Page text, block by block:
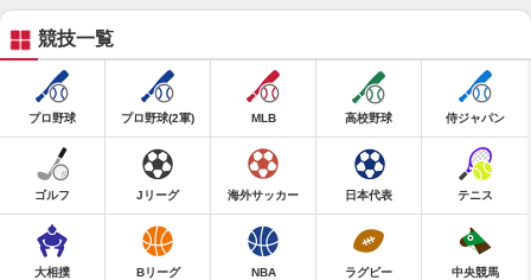
競技一覧
プロ野球 プロ野球(2軍) MLB 高校野球 侍ジャパン
ゴルフ Jリーグ 海外サッカー 日本代表 テニス
大相撲 Bリーグ NBA ラグビー 中央競馬